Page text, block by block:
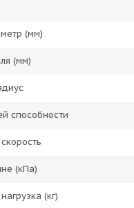
(мм)
(мм)
способности
(кПа)
(кг)